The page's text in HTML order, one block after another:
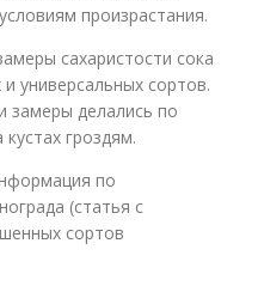
произрастания.
сахаристости сока
универсальных сортов.
замеры делались по
гроздям.
по
(статья с
сортов